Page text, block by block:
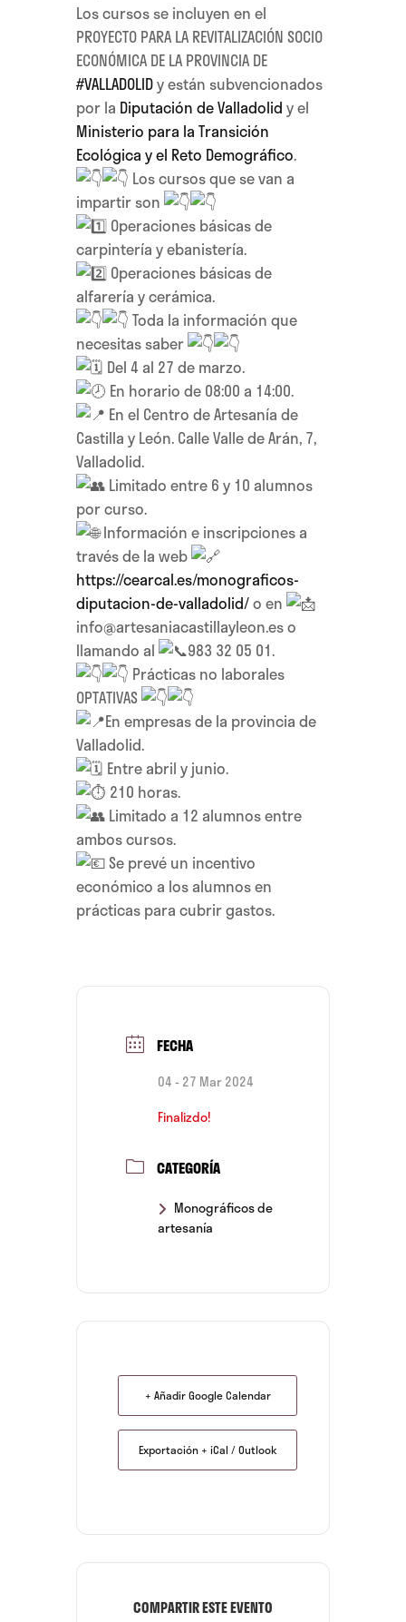
Los cursos se incluyen en el
PROYECTO PARA LA REVITALIZACIÓN SOCIO
ECONÓMICA DE LA PROVINCIA DE
#VALLADOLIDy están subvencionados
por la Diputación de Valladolid y el
Ministerio para la Transición
Ecológica y el Reto Demográfico.
Los cursos que se van a
impartir son
Operaciones básicas de
carpintería y ebanistería.
Operaciones básicas de
alfarería y cerámica.
Toda la información que
necesitas saber
Del 4 al 27 de marzo.
En horario de 08:00 a 14:00.
En el Centro de Artesanía de
Castilla y León. Calle Valle de Arán, 7,
Valladolid.
Limitado entre 6 y 10 alumnos
por curso.
Información e inscripciones a
través de la web
https://cearcal.es/monograficos-
diputacion-de-valladolid/o en
info@artesaniacastillayleon.es o
llamando al
983 32 05 01.
Prácticas no laborales
OPTATIVAS
En empresas de la provincia de
Valladolid.
Entre abril y junio.
210 horas.
Limitado a 12 alumnos entre
ambos cursos.
Se prevé un incentivo
económico a los alumnos en
prácticas para cubrir gastos.
FECHA
04 - 27 Mar 2024
Finalizdo!
CATEGORÍA
Monográficos de
artesanía
+ Añadir Google Calendar
Exportación + iCal / Outlook
COMPARTIR ESTE EVENTO